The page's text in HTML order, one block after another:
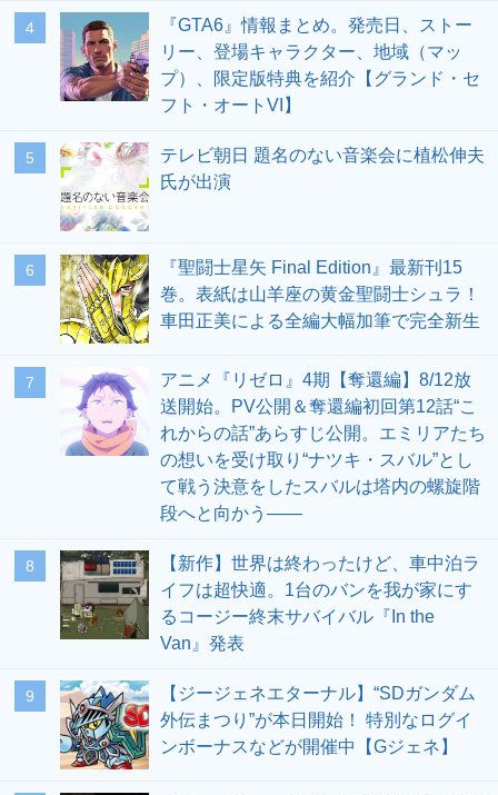
4
『GTA6』情報まとめ。発売日、ストー
リー、登場キャラクター、地域（マッ
プ）、限定版特典を紹介【グランド・セ
フト・オートVI】
5
テレビ朝日 題名のない音楽会に植松伸夫
氏が出演
6
『聖闘士星矢 Final Edition』最新刊15
巻。表紙は山羊座の黄金聖闘士シュラ！
車田正美による全編大幅加筆で完全新生
7
アニメ『リゼロ』4期【奪還編】8/12放
送開始。PV公開＆奪還編初回第12話“こ
れからの話”あらすじ公開。エミリアたち
の想いを受け取り“ナツキ・スバル”とし
て戦う決意をしたスバルは塔内の螺旋階
段へと向かう――
8
【新作】世界は終わったけど、車中泊ラ
イフは超快適。1台のバンを我が家にす
るコージー終末サバイバル『In the
Van』発表
9
【ジージェネエターナル】“SDガンダム
外伝まつり”が本日開始！ 特別なログイ
ンボーナスなどが開催中【Gジェネ】